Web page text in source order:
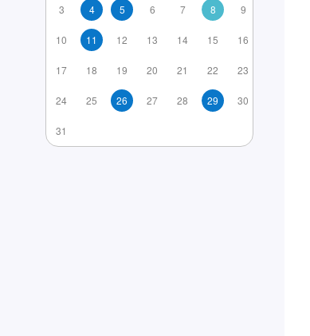
3 4 5 6 7 8 9
10 11 12 13 14 15 16
17 18 19 20 21 22 23
24 25 26 27 28 29 30
31